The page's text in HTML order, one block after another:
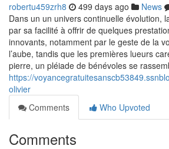
robertu459zrh8 499 days ago News
Dans un un univers continuelle évolution,
par sa facilité à offrir de quelques
innovants, notamment par le geste de la
l’aube, tandis que les premières lueurs
pierre, un pléiade de bénévoles se
https://
olivier
Comments
Who Upvoted
Comments